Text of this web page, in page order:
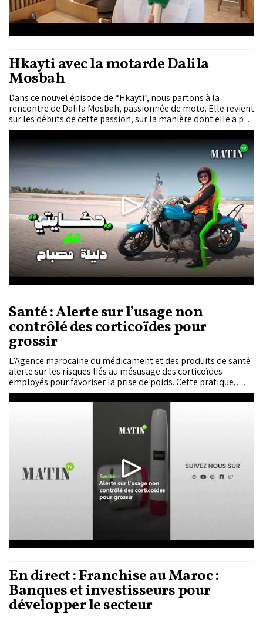
Hkayti avec la motarde Dalila
Mosbah
Dans ce nouvel épisode de “Hkayti”, nous partons à la
rencontre de Dalila Mosbah, passionnée de moto. Elle revient
sur les débuts de cette passion, sur la manière dont elle a pris
place dans sa vie, et sur les souvenirs marquants de son
voyage sur la mythique Route 66, aux États-Unis. Au fil de la
discussion, Dalila raconte aussi la naissance de son
association “Miss Moto Maroc”, évoque ses exploits sportifs,
partage sa vision d’elle-même dans les années à venir, et
nous parle de la moto de ses rêves.
Santé : Alerte sur l’usage non
contrôlé des corticoïdes pour
grossir
L’Agence marocaine du médicament et des produits de santé
alerte sur les risques liés au mésusage des corticoïdes
employés pour favoriser la prise de poids. Cette pratique,
particulièrement répandue, repose sur un usage détourné
visant à augmenter l’appétit ou provoquer une rétention
En direct : Franchise au Maroc :
Banques et investisseurs pour
développer le secteur